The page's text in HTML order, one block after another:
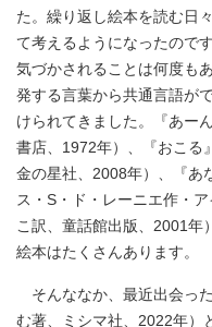
た。繰り返し絵本を読む日
て考えるようになったので
気づかされることは何度も
発する言葉から共通言語が
けられてきました。『あー
書店、1972年）、『おこる
金の星社、2008年）、『あ
ス・S・ド・レーニエ作・
こ訳、童話館出版、2001年
絵本はたくさんあります。
そんななか、最近出会っ
む著、ミシマ社、2022年）